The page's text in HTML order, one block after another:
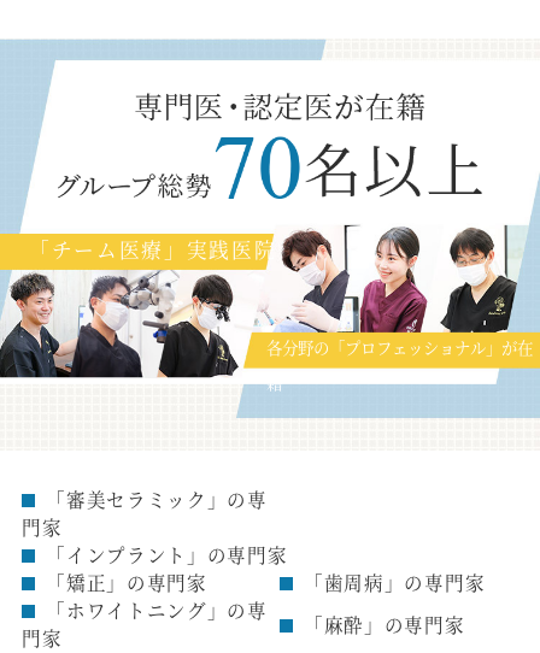
「チーム医療」実践医院
各分野の「プロフェッショナル」が在
籍
「審美セラミック」の専
門家
「インプラント」の専門家
「矯正」の専門家
「歯周病」の専門家
「ホワイトニング」の専
門家
「麻酔」の専門家